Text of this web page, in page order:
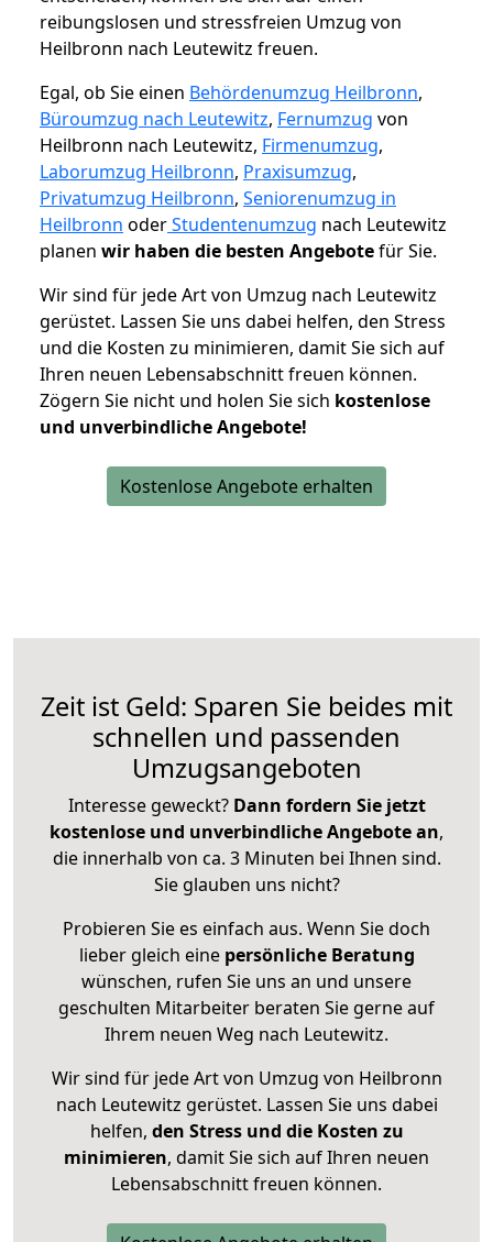
reibungslosen und stressfreien Umzug von
Heilbronn nach Leutewitz freuen.
Egal, ob Sie einen Behördenumzug Heilbronn,
Büroumzug nach Leutewitz, Fernumzug von
Heilbronn nach Leutewitz, Firmenumzug,
Laborumzug Heilbronn, Praxisumzug,
Privatumzug Heilbronn, Seniorenumzug in
Heilbronn oderStudentenumzug nach Leutewitz
planen wir haben die besten Angebotefür Sie.
Wir sind für jede Art von Umzug nach Leutewitz
gerüstet. Lassen Sie uns dabei helfen, den Stress
und die Kosten zu minimieren, damit Sie sich auf
Ihren neuen Lebensabschnitt freuen können.
Zögern Sie nicht und holen Sie sich kostenlose
und unverbindliche Angebote!
Kostenlose Angebote erhalten
Zeit ist Geld: Sparen Sie beides mit
schnellen und passenden
Umzugsangeboten
Interesse geweckt? Dann fordern Sie jetzt
kostenlose und unverbindliche Angebote an,
die innerhalb von ca. 3 Minuten bei Ihnen sind.
Sie glauben uns nicht?
Probieren Sie es einfach aus. Wenn Sie doch
lieber gleich eine persönliche Beratung
wünschen, rufen Sie uns an und unsere
geschulten Mitarbeiter beraten Sie gerne auf
Ihrem neuen Weg nach Leutewitz.
Wir sind für jede Art von Umzug von Heilbronn
nach Leutewitz gerüstet. Lassen Sie uns dabei
helfen, den Stress und die Kosten zu
minimieren, damit Sie sich auf Ihren neuen
Lebensabschnitt freuen können.